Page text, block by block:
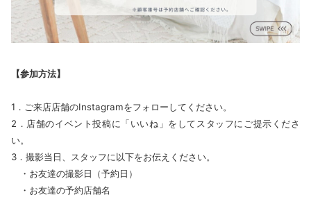
【参加方法】
1．ご来店店舗のInstagramをフォローしてください。
2．店舗のイベント投稿に「いいね」をしてスタッフにご提示くださ
い。
3．撮影当日、スタッフに以下をお伝えください。
・お友達の撮影日（予約日）
・お友達の予約店舗名